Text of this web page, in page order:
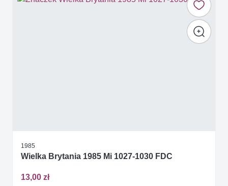
1985
Wielka Brytania 1985 Mi 1027-1030 FDC
13,00 zł